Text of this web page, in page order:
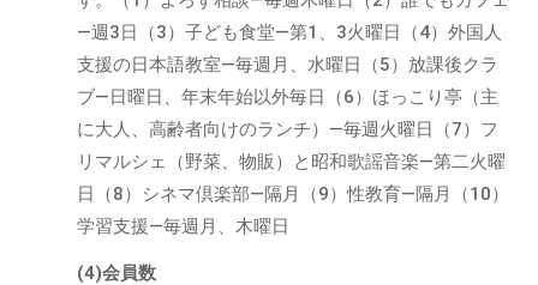
―週3日（3）子ども食堂―第1、3火曜日（4）外国人
支援の日本語教室―毎週月、水曜日（5）放課後クラ
ブ―日曜日、年末年始以外毎日（6）ほっこり亭（主
に大人、高齢者向けのランチ）―毎週火曜日（7）フ
リマルシェ（野菜、物販）と昭和歌謡音楽―第二火曜
日（8）シネマ倶楽部―隔月（9）性教育―隔月（10）
学習支援―毎週月、木曜日
(4)会員数